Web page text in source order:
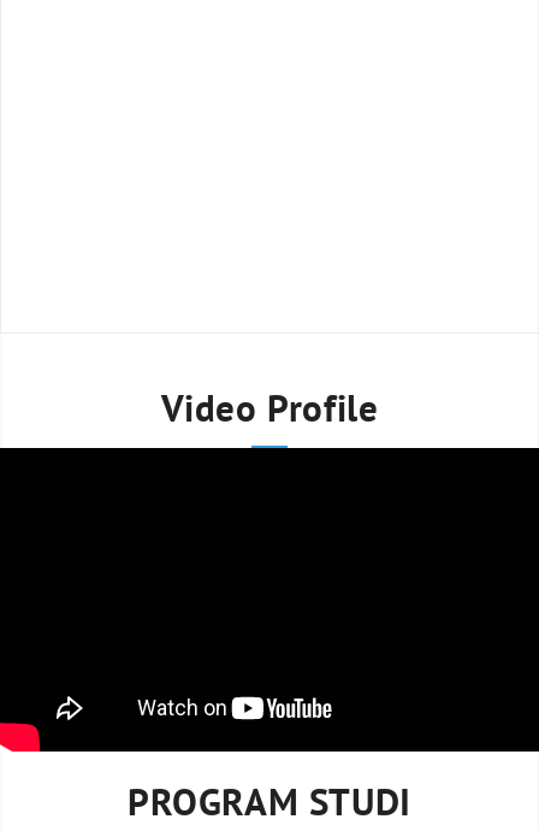
Video Profile
PROGRAM STUDI